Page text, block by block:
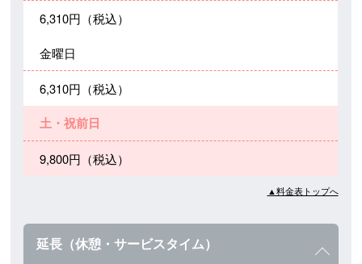
6,310円（税込）
金曜日
6,310円（税込）
土・祝前日
9,800円（税込）
▲料金表トップへ
延長（休憩・サービスタイム）